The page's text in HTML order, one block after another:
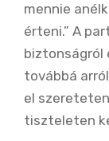
mennie
érteni.” A
biztonságról
továbbá
el
tiszteleten